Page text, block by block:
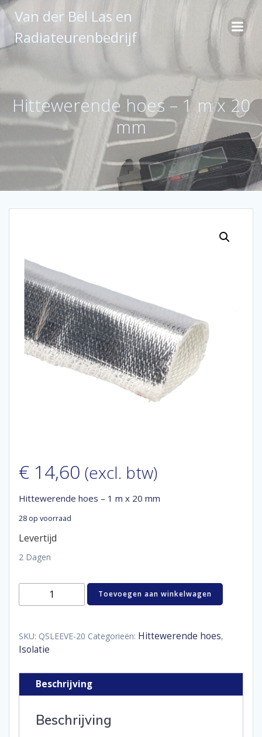
Ga
naar
inhoud
Van der Bel Las en
Radiateurenbedrijf
Hittewerende hoes – 1 m x 20
mm
€ 14,60 (excl. btw)
Hittewerende hoes – 1 m x 20 mm
28 op voorraad
Levertijd
2 Dagen
Hittewerende
m
x
mm
aantal
Toevoegen aan winkelwagen
SKU: QSLEEVE-20 Categorieën: Hittewerende hoes,
Isolatie
Beschrijving
Beschrijving